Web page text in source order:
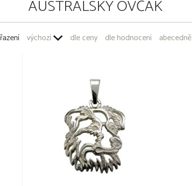
AUSTRALSKÝ OVČÁK
řazení výchozí dle ceny dle hodnocení abecedně